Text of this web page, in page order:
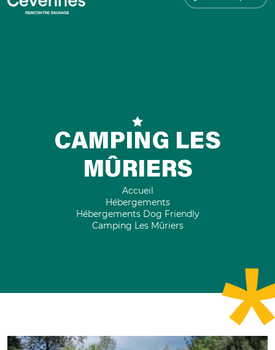
CAMPING LES
MÛRIERS
Accueil
Hébergements
Hébergements Dog Friendly
Camping Les Mûriers